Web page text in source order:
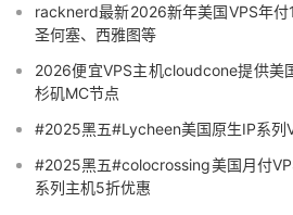
racknerd最新2026新年美国VPS年付
圣何塞、西雅图等
2026便宜VPS主机cloudcone提供美
杉矶MC节点
#2025黑五#Lycheen美国原生IP系列
#2025黑五#colocrossing美国月付
系列主机5折优惠